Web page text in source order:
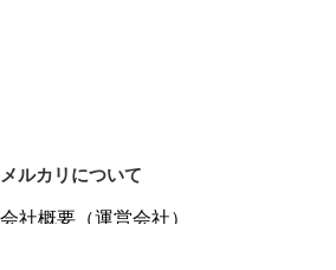
メルカリについて
会社概要（運営会社）